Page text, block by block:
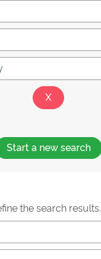
Start a new search
the search results.